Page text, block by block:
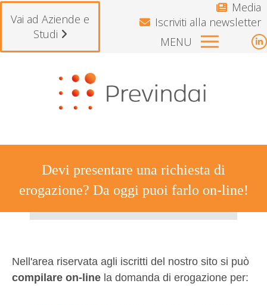
Vai ad Aziende e
Studi
Media
Iscriviti alla newsletter
MENU
Devi presentare una richiesta di
erogazione? Da oggi puoi farlo on-line!
Nell'area riservata agli iscritti del nostro sito si può
compilare on-line la domanda di erogazione per:
Si avvisano gli iscritti che il